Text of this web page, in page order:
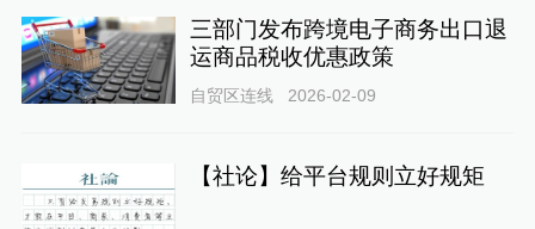
三部门发布跨境电子商务出口退
运商品税收优惠政策
自贸区连线 2026-02-09
【社论】给平台规则立好规矩